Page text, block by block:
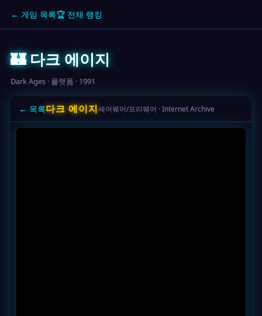
← 게임 목록🏆 전체 랭킹
🏰 다크 에이지
Dark Ages · 플랫폼 · 1991